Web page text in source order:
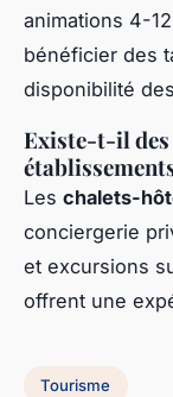
animations 4-
bénéficier des
disponibilité
Existe-t-il des
Les chalets-
conciergerie
et excursions
offrent une
Tourisme